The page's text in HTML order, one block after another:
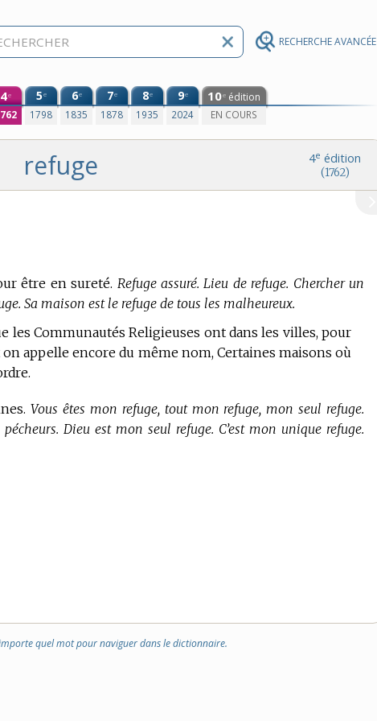
RECHERCHE AVANCÉE
4e 5e
1798
6e
1835
7e
1878
8e
1935
9e
2024
10e édition
EN COURS
4e édition
(1762)
refuge
être en sureté. Refuge assuré. Lieu de refuge. Chercher un
Sa maison est le refuge de tous les malheureux.
les Communautés Religieuses ont dans les villes, pour
appelle encore du même nom, Certaines maisons où
Vous êtes mon refuge, tout mon refuge, mon seul refuge.
Dieu est mon seul refuge. C’est mon unique refuge.
quel mot pour naviguer dans le dictionnaire.